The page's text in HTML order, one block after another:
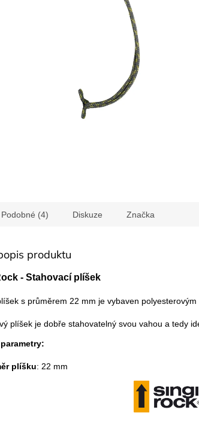
Podobné (4) Diskuze Značka
produktu
- Stahovací plíšek
s průměrem 22 mm je vybaven polyesterovým
plíšek je dobře stahovatelný svou vahou a tedy
plíšku: 22 mm